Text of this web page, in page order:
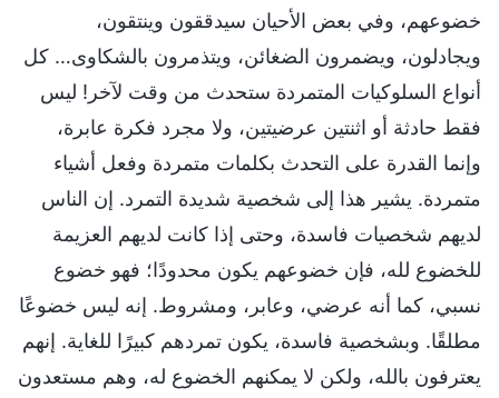
خضوعهم، وفي بعض الأحيان سيدققون وينتقون،
ويجادلون، ويضمرون الضغائن، ويتذمرون بالشكاوى… كل
أنواع السلوكيات المتمردة ستحدث من وقت لآخر! ليس
فقط حادثة أو اثنتين عرضيتين، ولا مجرد فكرة عابرة،
وإنما القدرة على التحدث بكلمات متمردة وفعل أشياء
متمردة. يشير هذا إلى شخصية شديدة التمرد. إن الناس
لديهم شخصيات فاسدة، وحتى إذا كانت لديهم العزيمة
للخضوع لله، فإن خضوعهم يكون محدودًا؛ فهو خضوع
نسبي، كما أنه عرضي، وعابر، ومشروط. إنه ليس خضوعًا
مطلقًا. وبشخصية فاسدة، يكون تمردهم كبيرًا للغاية. إنهم
يعترفون بالله، ولكن لا يمكنهم الخضوع له، وهم مستعدون